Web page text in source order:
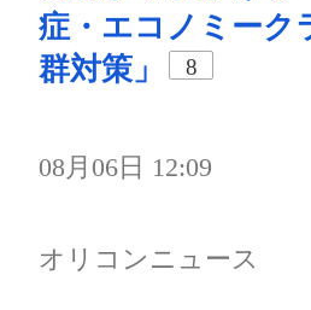
症・エコノミーク
群対策」
8
08月06日 12:09
オリコンニュース